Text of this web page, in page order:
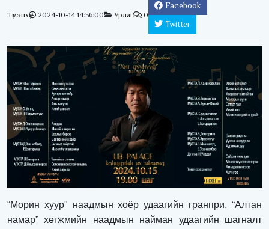
Түмэнхүү 2024-10-14 14:56:00 Урлаг 0
Facebook
Twitter
“Морин хуур" наадмын хоёр удаагийн гранпри, “Алтан
намар” хөгжмийн наадмын найман удаагийн шагналт